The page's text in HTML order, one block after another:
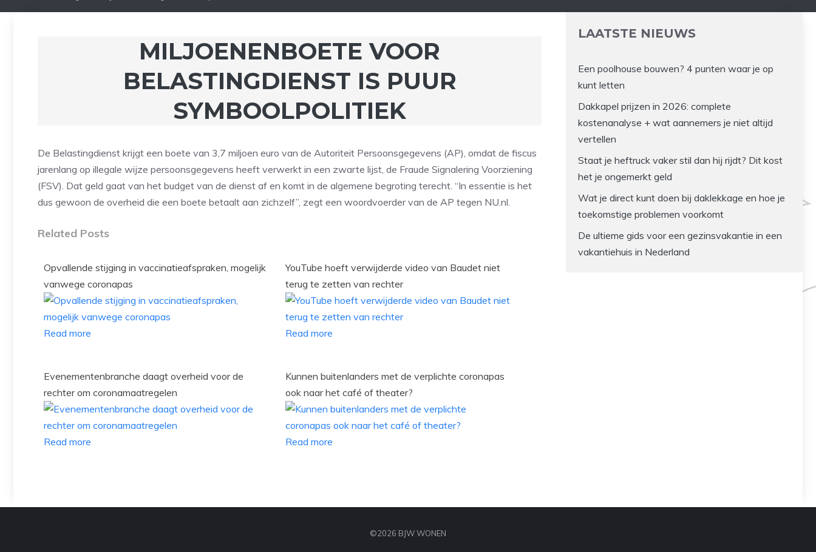
MILJOENENBOETE VOOR
BELASTINGDIENST IS PUUR
SYMBOOLPOLITIEK
De Belastingdienst krijgt een boete van 3,7 miljoen euro van de Autoriteit Persoonsgegevens (AP), omdat de fiscus
jarenlang op illegale wijze persoonsgegevens heeft verwerkt in een zwarte lijst, de Fraude Signalering Voorziening
(FSV). Dat geld gaat van het budget van de dienst af en komt in de algemene begroting terecht. “In essentie is het
dus gewoon de overheid die een boete betaalt aan zichzelf”, zegt een woordvoerder van de AP tegen NU.nl.
Related Posts
Opvallende stijging in vaccinatieafspraken, mogelijk
vanwege coronapas
Read more
YouTube hoeft verwijderde video van Baudet niet
terug te zetten van rechter
Read more
Evenementenbranche daagt overheid voor de
rechter om coronamaatregelen
Read more
Kunnen buitenlanders met de verplichte coronapas
ook naar het café of theater?
Read more
LAATSTE NIEUWS
Een poolhouse bouwen? 4 punten waar je op
kunt letten
Dakkapel prijzen in 2026: complete
kostenanalyse + wat aannemers je niet altijd
vertellen
Staat je heftruck vaker stil dan hij rijdt? Dit kost
het je ongemerkt geld
Wat je direct kunt doen bij daklekkage en hoe je
toekomstige problemen voorkomt
De ultieme gids voor een gezinsvakantie in een
vakantiehuis in Nederland
©2026 BJW WONEN